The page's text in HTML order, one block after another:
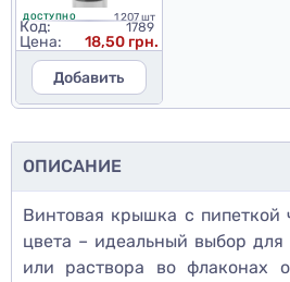
ДОСТУПНО 1 207 шт
Код: 1789
Цена:
18,50 грн.
Добавить
ОПИСАНИЕ
Винтовая крышка с пипеткой
цвета – идеальный выбор
или раствора во флаконах